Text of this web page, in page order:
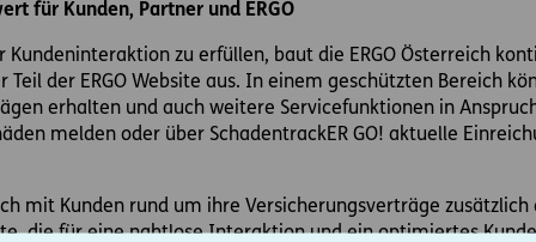
für Kunden, Partner und ERGO
Kundeninteraktion zu erfüllen, baut die ERGO Österreich
Teil der ERGO Website aus. In einem geschützten Bereich
erhalten und auch weitere Servicefunktionen in
melden oder über SchadentrackER GO! aktuelle
mit Kunden rund um ihre Versicherungsverträge
die für eine nahtlose Interaktion und ein optimiertes